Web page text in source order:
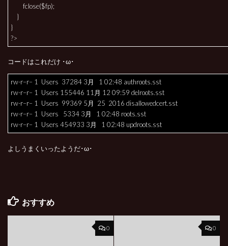
fclose($fp);
}
}
?>
コードはこれだけ ･ω･
rw-r–r– 1 Users 37284 3月 1 02:48 authroots.sst
rw-r–r– 1 Users 155446 11月 12 09:59 delroots.sst
rw-r–r– 1 Users 99369 5月 25 2016 disallowedcert.sst
rw-r–r– 1 Users 5334 3月 1 02:48 roots.sst
rw-r–r– 1 Users 454933 3月 1 02:48 updroots.sst
よしうまくいったようだ･ω･
おすすめ
0 0